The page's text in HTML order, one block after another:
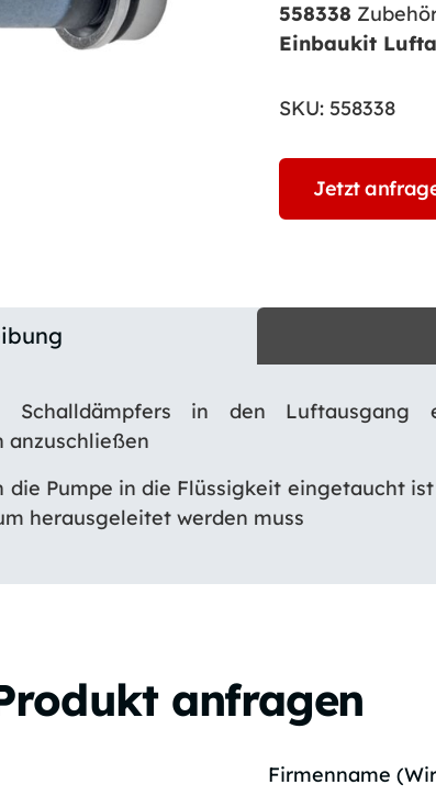
558338
Einbaukit
SKU: 558338
Jetzt
Schalldämpfers in den Luftausgang
anzuschließen
Pumpe in die Flüssigkeit eingetaucht
herausgeleitet werden muss
anfragen
Firmenname